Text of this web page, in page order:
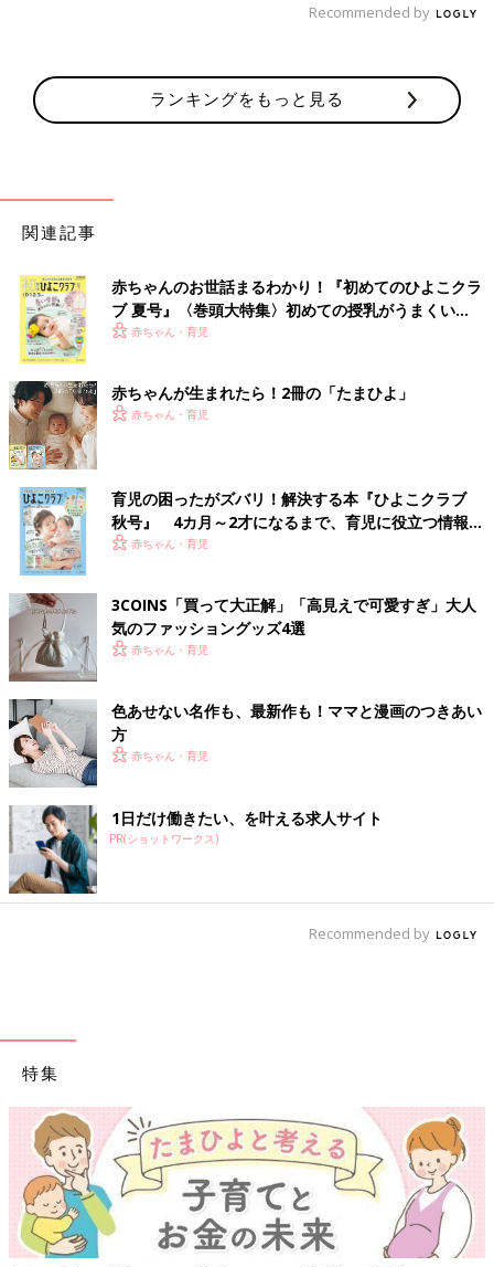
Recommended by
ランキングをもっと見る
関連記事
赤ちゃんのお世話まるわかり！『初めてのひよこクラ
ブ 夏号』〈巻頭大特集〉初めての授乳がうまくい
く！ おっぱい・ミルクの基本と夏のトラブル 解決テ
赤ちゃん・育児
赤ちゃんが生まれたら！2冊の「たまひよ」
赤ちゃん・育児
育児の困ったがズバリ！解決する本『ひよこクラブ
秋号』 4カ月～2才になるまで、育児に役立つ情報が
いっぱい！
赤ちゃん・育児
3COINS「買って大正解」「高見えで可愛すぎ」大人
気のファッショングッズ4選
赤ちゃん・育児
色あせない名作も、最新作も！ママと漫画のつきあい
方
赤ちゃん・育児
1日だけ働きたい、を叶える求人サイト
PR(ショットワークス)
Recommended by
特集
【ワクチン接種できる